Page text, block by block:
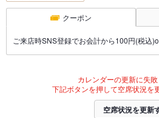
クーポン
ご来店時SNS登録でお会計から100円(税込
カレンダーの更新に失敗
下記ボタンを押して空席状況を
空席状況を更新